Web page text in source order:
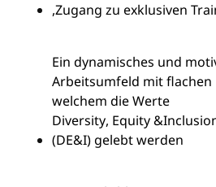
,Zugang zu exklusiven
Ein dynamisches und
Arbeitsumfeld mit flachen
welchem die Werte
Diversity, Equity &
(DE&I) gelebt werden